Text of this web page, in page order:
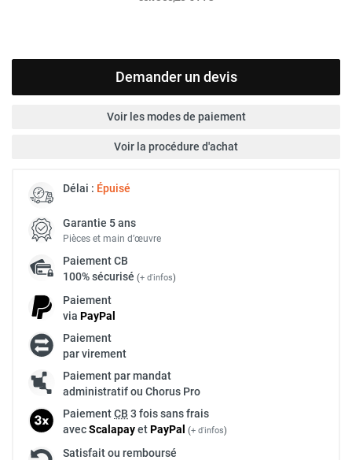
Demander un devis
Voir les modes de paiement
Voir la procédure d'achat
Délai : Épuisé
Garantie 5 ans
Pièces et main d’œuvre
PaiementCB
100% sécurisé (+ d'infos)
Paiement
via PayPal
Paiement
par virement
Paiement par mandat
administratif ou Chorus Pro
PaiementCB 3 fois sans frais
avecScalapayetPayPal (+ d'infos)
Satisfait ou remboursé